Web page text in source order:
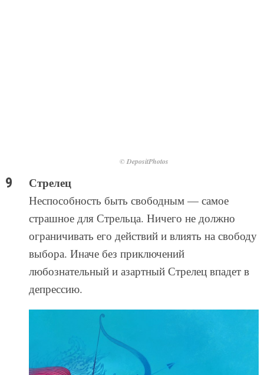
© DepositPhotos
Стрелец
Неспособность быть свободным — самое
страшное для Стрельца. Ничего не должно
ограничивать его действий и влиять на свободу
выбора. Иначе без приключений
любознательный и азартный Стрелец впадет в
депрессию.